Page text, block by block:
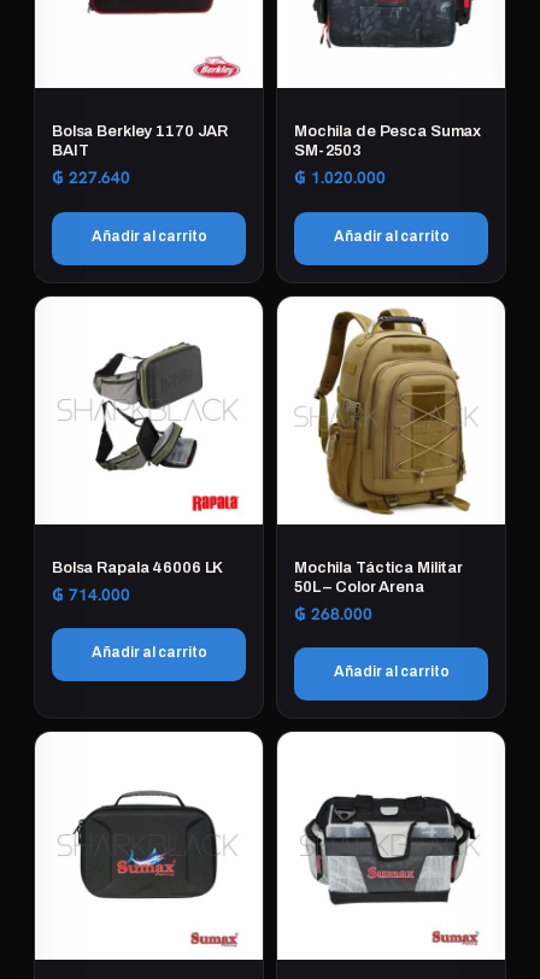
Bolsa Berkley 1170 JAR
BAIT
₲ 227.640
Añadir al carrito
Mochila de Pesca Sumax
SM-2503
₲ 1.020.000
Añadir al carrito
Bolsa Rapala 46006 LK
₲ 714.000
Añadir al carrito
Mochila Táctica Militar
50L – Color Arena
₲ 268.000
Añadir al carrito